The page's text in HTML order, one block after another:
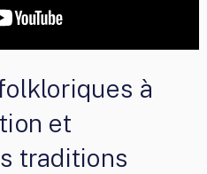
à
et
traditions